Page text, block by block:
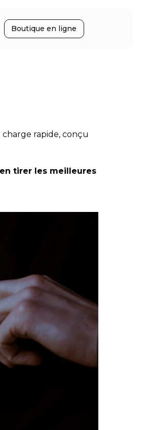
Boutique en ligne
rapide, conçu
tirer les meilleures